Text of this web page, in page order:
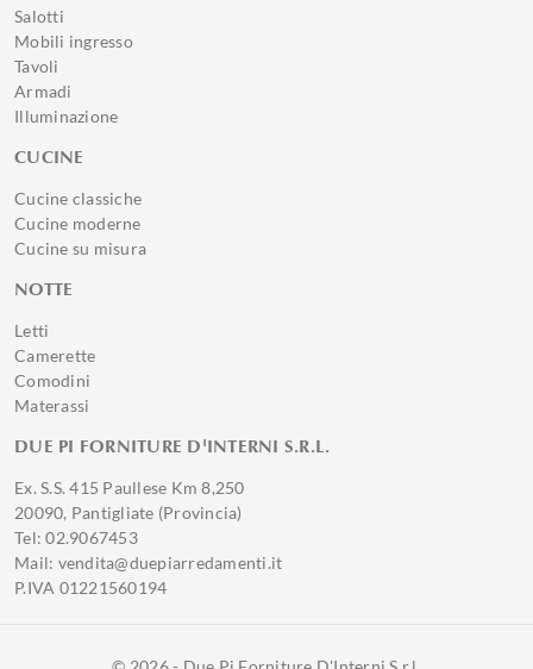
Salotti
Mobili ingresso
Tavoli
Armadi
Illuminazione
CUCINE
Cucine classiche
Cucine moderne
Cucine su misura
NOTTE
Letti
Camerette
Comodini
Materassi
DUE PI FORNITURE D'INTERNI S.R.L.
Ex. S.S. 415 Paullese Km 8,250
20090, Pantigliate (Provincia)
Tel: 02.9067453
Mail: vendita@duepiarredamenti.it
P.IVA 01221560194